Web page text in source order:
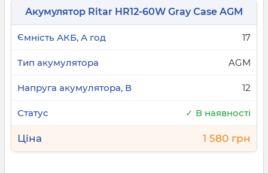
Акумулятор Ritar HR12-60W Gray Case AGM
17
AGM
12
✓ В наявності
1 580 грн